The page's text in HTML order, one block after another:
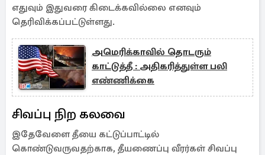
எதுவும் இதுவரை கிடைக்கவில்லை எனவும்
தெரிவிக்கப்பட்டுள்ளது.
அமெரிக்காவில் தொடரும்
காட்டுத்தீ : அதிகரித்துள்ள பலி
எண்ணிக்கை
சிவப்பு நிற கலவை
இதேவேளை தீயை கட்டுப்பாட்டில்
கொண்டுவருவதற்காக, தீயணைப்பு வீரர்கள் சிவப்பு